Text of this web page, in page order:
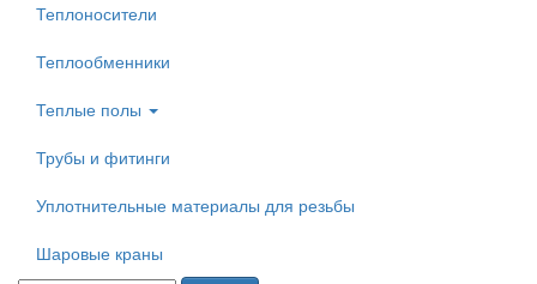
Теплоносители
Теплообменники
Теплые полы
Трубы и фитинги
Уплотнительные материалы для резьбы
Шаровые краны